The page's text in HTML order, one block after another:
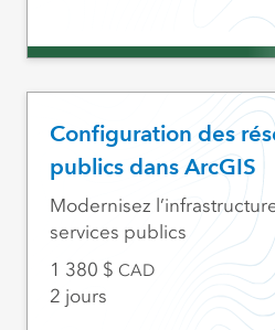
Configuration des
publics dans ArcGIS
Modernisez
services publics
1 380
CAD
2 jours